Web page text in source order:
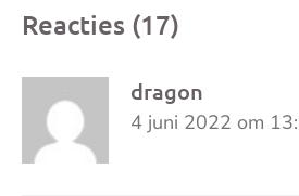
Reacties (17)
dragon
4 juni 2022 om